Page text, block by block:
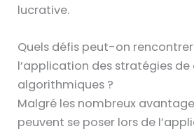
lucrative.
Quels défis peut-on
l’application des stratégies
algorithmiques ?
Malgré les nombreux
peuvent se poser lors de